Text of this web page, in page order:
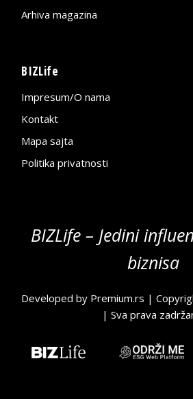
Arhiva magazina
BIZLife
Impresum/O nama
Kontakt
Mapa sajta
Politika privatnosti
BIZLife – Jedini
biznisa
Developed by Premium.rs |
| Sva prava